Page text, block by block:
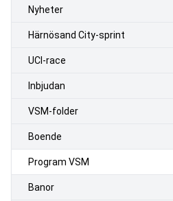
Nyheter
Härnösand City-sprint
UCI-race
Inbjudan
VSM-folder
Boende
Program VSM
Banor